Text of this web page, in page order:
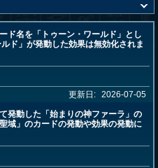
ド名を「トゥーン・ワールド」とし
ド」が発動した効果は無効化されま
更新日: 2026-07-05
発動した「始まりの神ファーラ」の
域」のカードの発動や効果の発動に